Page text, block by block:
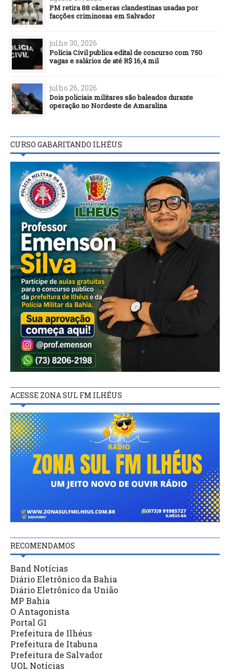
PM retira 88 câmeras clandestinas usadas por
facções criminosas em Salvador
julho 30, 2026
Polícia Civil publica edital de concurso com 750
vagas e salários de até R$ 16,4 mil
julho 26, 2026
Dois policiais militares são baleados durante
operação no Nordeste de Amaralina
CURSO GABARITANDO ILHÉUS
ACESSE ZONA SUL FM ILHÉUS
RECOMENDAMOS
Band Notícias
Diário Eletrônico da Bahia
Diário Eletrônico da União
MP Bahia
O Antagonista
Portal G1
Prefeitura de Ilhéus
Prefeitura de Itabuna
Prefeitura de Salvador
UOL Notícias